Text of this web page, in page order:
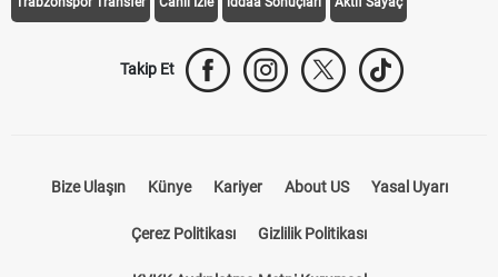
Takip Et
Bize Ulaşın Künye Kariyer About US Yasal Uyarı
Çerez Politikası Gizlilik Politikası